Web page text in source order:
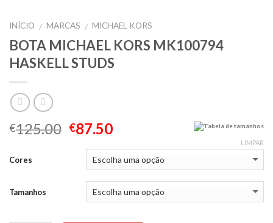
INÍCIO / MARCAS / MICHAEL KORS
BOTA MICHAEL KORS MK100794
HASKELL STUDS
€125.00 €87.50 Tabela de tamanhos
Cores
Tamanhos
LIMPAR